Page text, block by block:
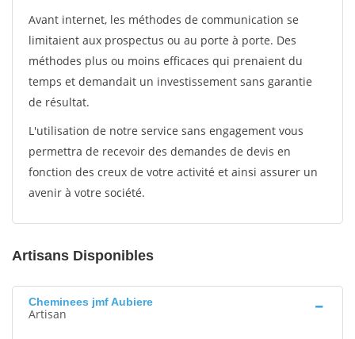
Avant internet, les méthodes de communication se
limitaient aux prospectus ou au porte à porte. Des
méthodes plus ou moins efficaces qui prenaient du
temps et demandait un investissement sans garantie
de résultat.
L'utilisation de notre service sans engagement vous
permettra de recevoir des demandes de devis en
fonction des creux de votre activité et ainsi assurer un
avenir à votre société.
Artisans Disponibles
Cheminees jmf Aubiere
Artisan